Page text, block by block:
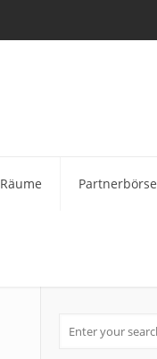
Räume Partnerbörse